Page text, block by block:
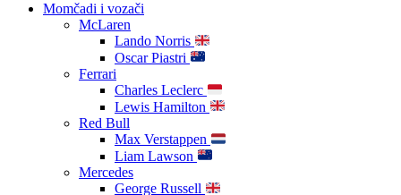
Momčadi i vozači
McLaren
Lando Norris
Oscar Piastri
Ferrari
Charles Leclerc
Lewis Hamilton
Red Bull
Max Verstappen
Liam Lawson
Mercedes
George Russell